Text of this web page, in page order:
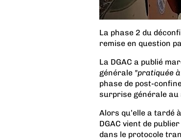
La phase 2 du
remise en question
La DGAC a publié
générale "pratiquée
phase de post-
surprise générale au
Alors qu’elle a tardé
DGAC vient de
dans le protocole